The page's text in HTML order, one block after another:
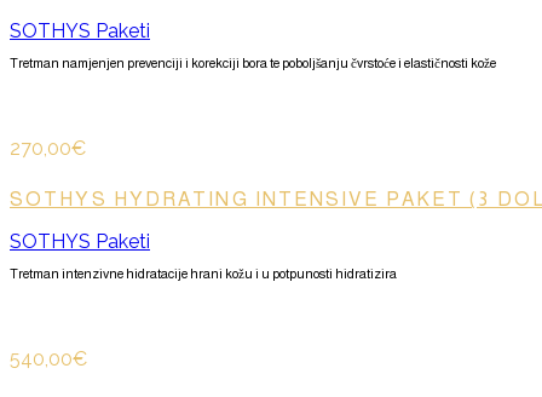
SOTHYS Paketi
Tretman namjenjen prevenciji i korekciji bora te poboljšanju čvrstoće i elastičnosti kože
270,00€
SOTHYS HYDRATING INTENSIVE PAKET (3
SOTHYS Paketi
Tretman intenzivne hidratacije hrani kožu i u potpunosti hidratizira
540,00€